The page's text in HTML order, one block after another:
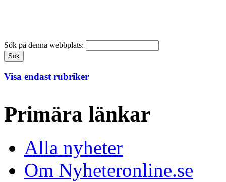
Sök på denna webbplats:
Visa endast rubriker
Primära länkar
Alla nyheter
Om Nyheteronline.se